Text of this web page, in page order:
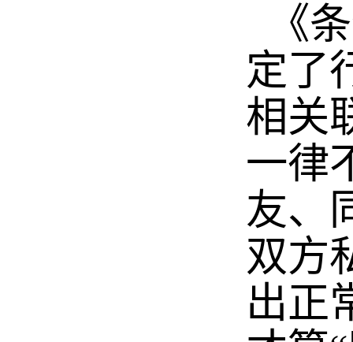
《
定了
相关
一律
友、
双方
出正